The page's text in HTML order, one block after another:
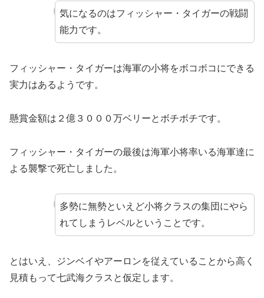
気になるのはフィッシャー・タイガーの戦闘
能力です。
フィッシャー・タイガーは海軍の小将をボコボコにできる
実力はあるようです。
懸賞金額は２億３０００万ベリーとボチボチです。
フィッシャー・タイガーの最後は海軍小将率いる海軍達に
よる襲撃で死亡しました。
多勢に無勢といえど小将クラスの集団にやら
れてしまうレベルということです。
とはいえ、ジンベイやアーロンを従えていることから高く
見積もって七武海クラスと仮定します。